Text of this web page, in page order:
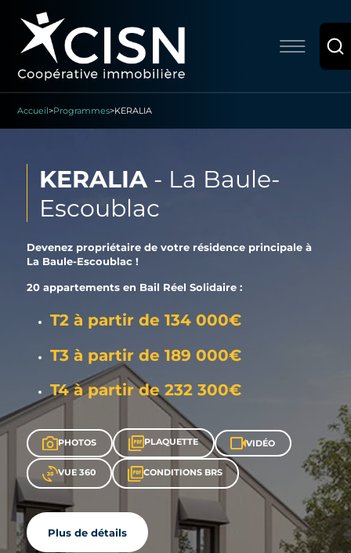
Accueil>Programmes>KERALIA
KERALIA- La Baule-
Escoublac
Devenez propriétaire de votre résidence principale à
La Baule-Escoublac !
20 appartements en Bail Réel Solidaire :
T2 à partir de 134 000€
T3 à partir de 189 000€
T4 à partir de 232 300€
PHOTOS PLAQUETTE VIDÉO
VUE 360 CONDITIONS BRS
Plus de détails